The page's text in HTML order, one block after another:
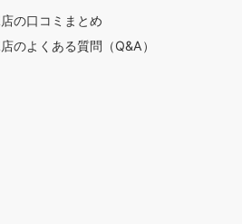
の口コミまとめ
のよくある質問（Q&A）